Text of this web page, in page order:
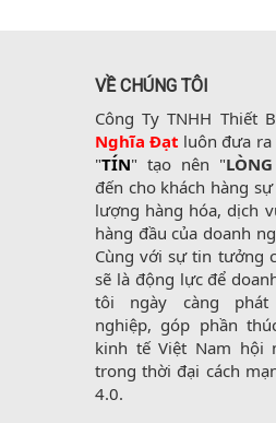
VỀ CHÚNG TÔI
Nghĩa Đạt luôn đưa
"TÍN" tạo nên "
đến cho khách hàng
lượng hàng hóa, dịch
hàng đầu của doanh
Cùng với sự tin tưởng
sẽ là động lực để
tôi ngày càng phát
nghiệp, góp phần
kinh tế Việt Nam hội
trong thời đại cách
4.0.